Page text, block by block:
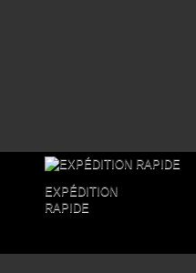
EXPÉDITION
RAPIDE